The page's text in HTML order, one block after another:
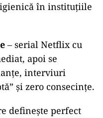
în instituțiile
– serial Netflix cu
apoi se
interviuri
și zero consecințe.
definește perfect